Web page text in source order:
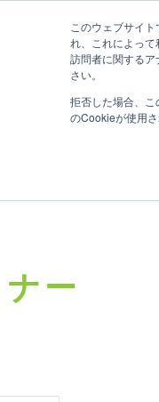
このウェブサイ
れ、これによっ
訪問者に関する
さい。
拒否した場合、
のCookieが使用さ
ー